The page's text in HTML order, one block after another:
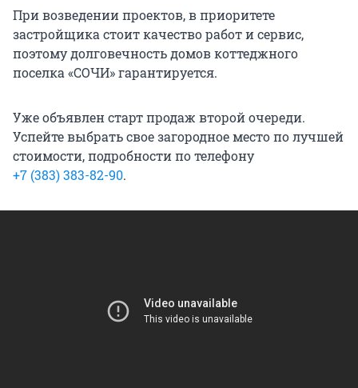
При возведении проектов, в приоритете
застройщика стоит качество работ и сервис,
поэтому долговечность домов коттеджного
поселка «СОЧИ» гарантируется.
Уже объявлен старт продаж второй очереди.
Успейте выбрать свое загородное место по лучшей
стоимости, подробности по телефону
+7 (383) 383-82-90.